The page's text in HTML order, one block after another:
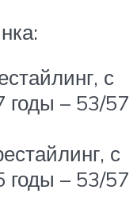
с
годы – 53/57
с
годы – 53/57